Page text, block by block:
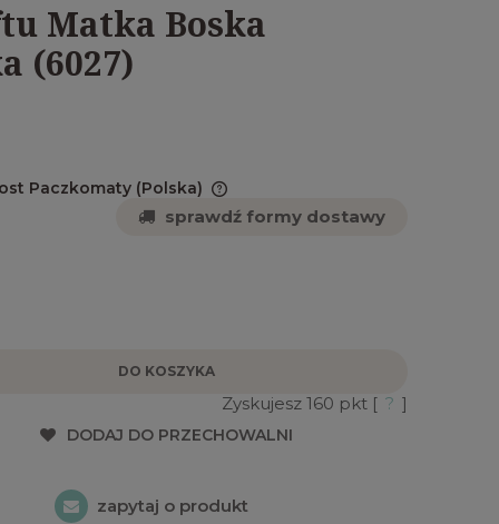
Matka Boska
(6027)
Paczkomaty (Polska)
sprawdź formy dostawy
DO KOSZYKA
Zyskujesz 160 pkt [ ? ]
DODAJ DO PRZECHOWALNI
zapytaj o produkt